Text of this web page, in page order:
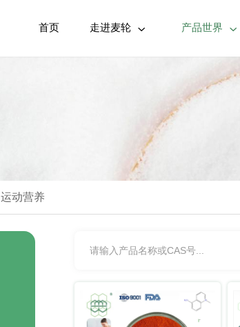
首页 走进麦轮  产品世界 
运动营养